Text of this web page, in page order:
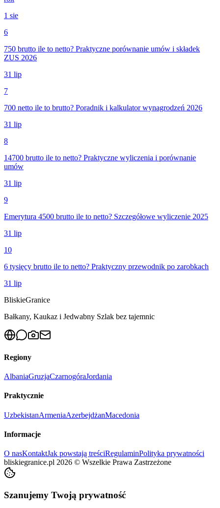
1 sie
6
750 brutto ile to netto? Praktyczne porównanie umów i składek
ZUS 2026
31 lip
7
700 netto ile to brutto? Poradnik i kalkulator wynagrodzeń 2026
31 lip
8
14700 brutto ile to netto? Praktyczne wyliczenia i porównanie
umów
31 lip
9
Emerytura 4500 brutto ile to netto? Szczegółowe wyliczenie 2025
31 lip
10
6 tysięcy brutto ile to netto? Praktyczny przewodnik po zarobkach
31 lip
BliskieGranice
Bałkany, Kaukaz i Jedwabny Szlak bez tajemnic
Regiony
AlbaniaGruzjaCzarnogóraJordania
Praktycznie
UzbekistanArmeniaAzerbejdżanMacedonia
Informacje
O nasKontaktJak powstają treściRegulaminPolityka prywatności
bliskiegranice.pl 2026 © Wszelkie Prawa Zastrzeżone
Szanujemy Twoją prywatność